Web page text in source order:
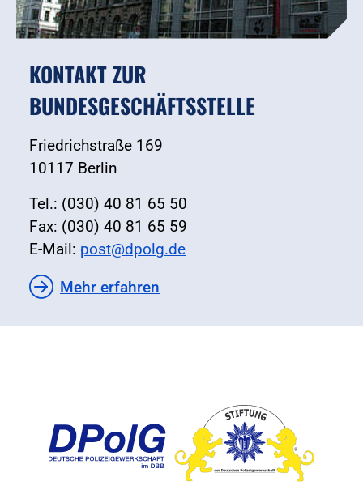
KONTAKT ZUR
BUNDESGESCHÄFTSSTELLE
Friedrichstraße 169
10117 Berlin
Tel.: (030) 40 81 65 50
Fax: (030) 40 81 65 59
E-Mail: post@dpolg.de
Mehr erfahren